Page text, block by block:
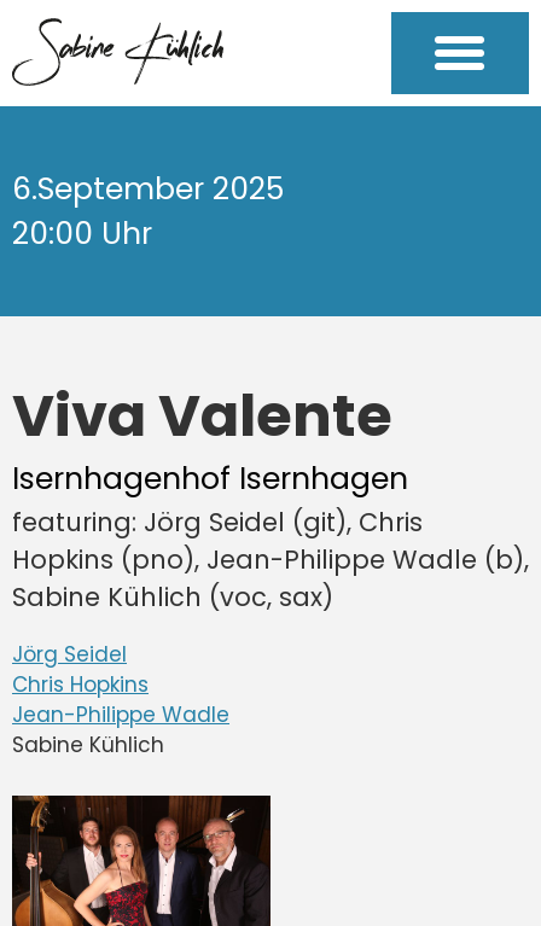
6.September 2025
20:00 Uhr
Viva Valente
Isernhagenhof Isernhagen
featuring: Jörg Seidel (git), Chris
Hopkins (pno), Jean-Philippe Wadle (b),
Sabine Kühlich (voc, sax)
Jörg Seidel
Chris Hopkins
Jean-Philippe Wadle
Sabine Kühlich